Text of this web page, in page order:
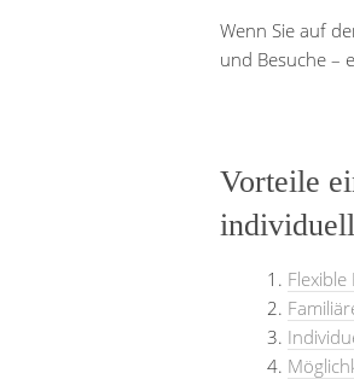
Wenn Sie auf
und Besuche –
Vorteile